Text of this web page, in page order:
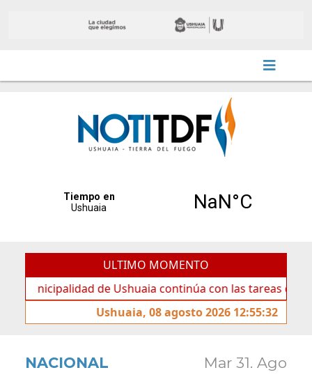
ULTIMO MOMENTO
de Ushuaia continúa con las tareas de
Ushuaia, 08 agosto 2026 12:55:32
NACIONAL Mar 31. Ago